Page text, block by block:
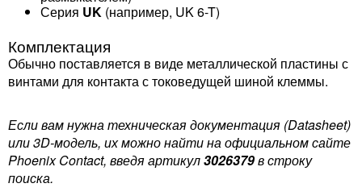
Серия UK (например, UK 6-T)
Комплектация
Обычно поставляется в виде металлической пластины с
винтами для контакта с токоведущей шиной клеммы.
Если вам нужна техническая документация (Datasheet)
или 3D-модель, их можно найти на официальном сайте
Phoenix Contact, введя артикул3026379в строку
поиска.